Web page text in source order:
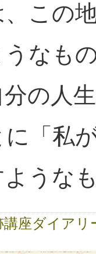
この
なも
分の人
「私
ような
講座ダイアリ